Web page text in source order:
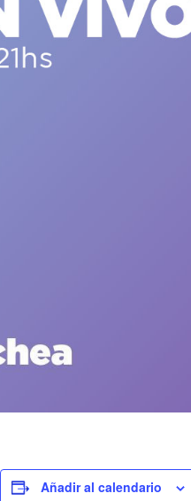
Añadir al calendario